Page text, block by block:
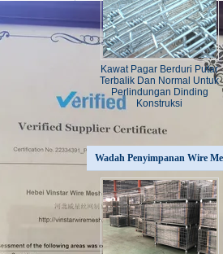
Kawat Pagar Berduri Putar
Terbalik Dan Normal Untuk
Perlindungan Dinding
Konstruksi
Wadah Penyimpanan Wire